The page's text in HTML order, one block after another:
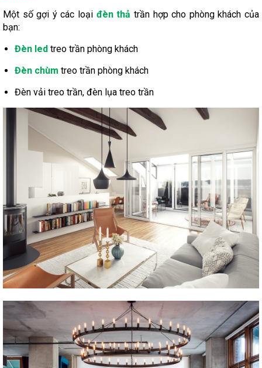
Một số gợi ý các loại đèn thả trần hợp cho phòng khách của
bạn:
Đèn led treo trần phòng khách
Đèn chùm treo trần phòng khách
Đèn vải treo trần, đèn lụa treo trần